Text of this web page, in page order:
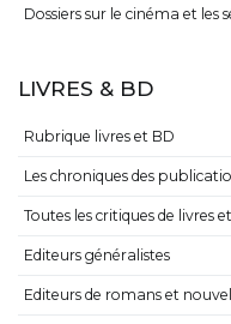
Dossiers sur le cinéma et les
LIVRES & BD
Rubrique livres et BD
Les chroniques des
Toutes les critiques de livres
Editeurs généralistes
Editeurs de romans et